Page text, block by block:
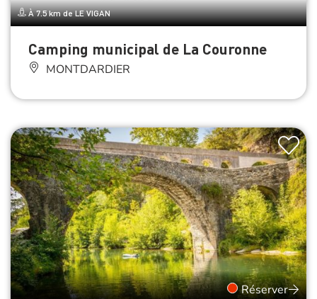
À 7.5 km de LE VIGAN
Camping municipal de La Couronne
MONTDARDIER
Réserver